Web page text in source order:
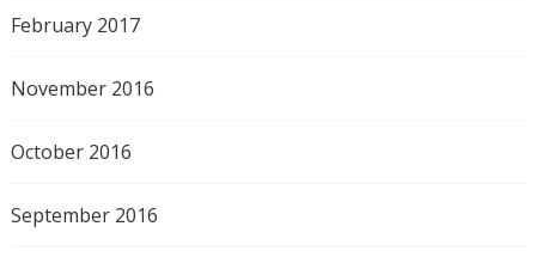
February 2017
November 2016
October 2016
September 2016